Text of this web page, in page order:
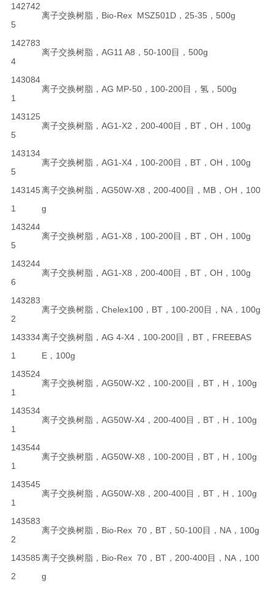
142742
5
离子交换树脂，Bio-Rex MSZ501D，25-35，500g
142783
4
离子交换树脂，AG11 A8，50-100目，500g
143084
1
离子交换树脂，AG MP-50，100-200目，氢，500g
143125
5
离子交换树脂，AG1-X2，200-400目，BT，OH，100g
143134
5
离子交换树脂，AG1-X4，100-200目，BT，OH，100g
143145
1
离子交换树脂，AG50W-X8，200-400目，MB，OH，100
g
143244
5
离子交换树脂，AG1-X8，100-200目，BT，OH，100g
143244
6
离子交换树脂，AG1-X8，200-400目，BT，OH，100g
143283
2
离子交换树脂，Chelex100，BT，100-200目，NA，100g
143334
1
离子交换树脂，AG 4-X4，100-200目，BT，FREEBAS
E，100g
143524
1
离子交换树脂，AG50W-X2，100-200目，BT，H，100g
143534
1
离子交换树脂，AG50W-X4，200-400目，BT，H，100g
143544
1
离子交换树脂，AG50W-X8，100-200目，BT，H，100g
143545
1
离子交换树脂，AG50W-X8，200-400目，BT，H，100g
143583
2
离子交换树脂，Bio-Rex 70，BT，50-100目，NA，100g
143585
2
离子交换树脂，Bio-Rex 70，BT，200-400目，NA，100
g